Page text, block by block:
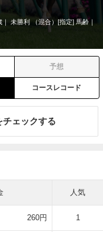
未勝利 （混合）[指定] 馬齢
予想
コースレコード
ェックする
人気
260円 1